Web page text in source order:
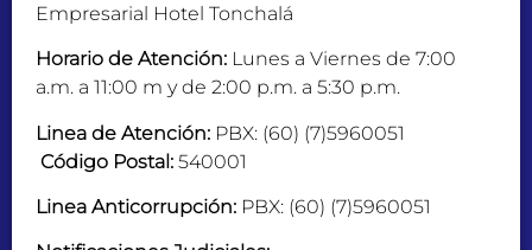
Empresarial Hotel Tonchalá
Horario de Atención: Lunes a Viernes de 7:00
a.m. a 11:00 m y de 2:00 p.m. a 5:30 p.m.
Linea de Atención: PBX: (60) (7)5960051
Código Postal: 540001
Linea Anticorrupción: PBX: (60) (7)5960051